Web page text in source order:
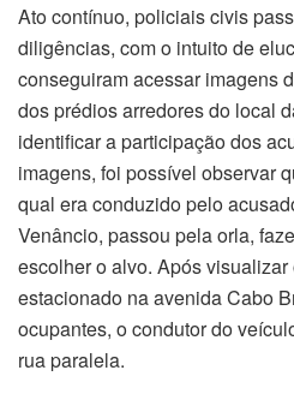
Ato contínuo, policiais civis
diligências, com o intuito de
conseguiram acessar imagens
dos prédios arredores do local
identificar a participação dos
imagens, foi possível observar
qual era conduzido pelo
Venâncio, passou pela orla,
escolher o alvo. Após
estacionado na avenida Cabo
ocupantes, o condutor do
rua paralela.